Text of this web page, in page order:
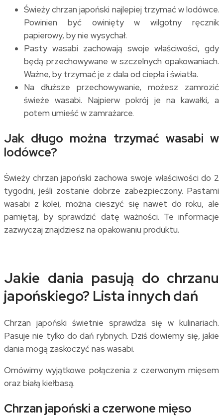
Świeży chrzan japoński najlepiej trzymać w lodówce.
Powinien być owinięty w wilgotny ręcznik
papierowy, by nie wysychał.
Pasty wasabi zachowają swoje właściwości, gdy
będą przechowywane w szczelnych opakowaniach.
Ważne, by trzymać je z dala od ciepła i światła.
Na dłuższe przechowywanie, możesz zamrozić
świeże wasabi. Najpierw pokrój je na kawałki, a
potem umieść w zamrażarce.
Jak długo można trzymać wasabi w
lodówce?
Świeży chrzan japoński zachowa swoje właściwości do 2
tygodni, jeśli zostanie dobrze zabezpieczony. Pastami
wasabi z kolei, można cieszyć się nawet do roku, ale
pamiętaj, by sprawdzić datę ważności. Te informacje
zazwyczaj znajdziesz na opakowaniu produktu.
Jakie dania pasują do chrzanu
japońskiego? Lista innych dań
Chrzan japoński świetnie sprawdza się w kulinariach.
Pasuje nie tylko do dań rybnych. Dziś dowiemy się, jakie
dania mogą zaskoczyć nas wasabi.
Omówimy wyjątkowe połączenia z czerwonym mięsem
oraz białą kiełbasą.
Chrzan japoński a czerwone mięso